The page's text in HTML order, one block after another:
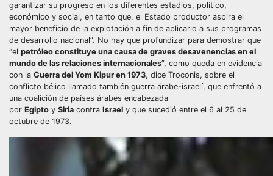
garantizar su progreso en los diferentes estadios, político,
económico y social, en tanto que, el Estado productor aspira el
mayor beneficio de la explotación a fin de aplicarlo a sus programas
de desarrollo nacional”. No hay que profundizar para demostrar que
“el petróleo constituye una causa de graves desavenencias en el
mundo de las relaciones internacionales”, como queda en evidencia
con la Guerra del Yom Kipur en 1973, dice Troconis, sobre el
conflicto bélico llamado también guerra árabe-israelí, que enfrentó a
una coalición de países árabes encabezada
por Egipto y Siria contra Israel y que sucedió entre el 6 al 25 de
octubre de 1973.